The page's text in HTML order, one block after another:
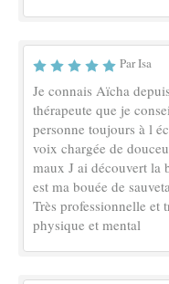
Par Isa
Je connais Aïcha
thérapeute que je
personne toujours à l
voix chargée de
maux J ai découvert la
est ma bouée de
Très professionnelle et
physique et mental